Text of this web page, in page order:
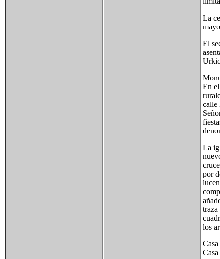
La
El
En
calle
La
por
traza
los